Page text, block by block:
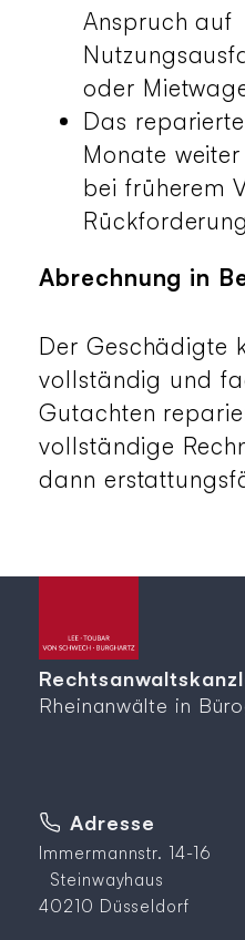
Anspruch auf
oder
Das
Monate
bei früherem
Abrechnung in
Der Geschädigte
vollständig und
Gutachten
vollständige
dann
Rheinanwälte in
Adresse
Immermannstr. 14-16
Steinwayhaus
40210 Düsseldorf